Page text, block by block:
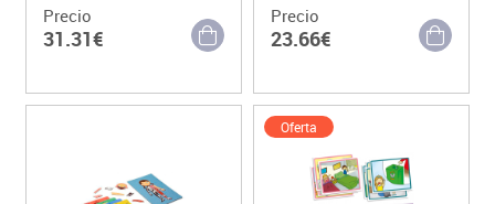
Precio
31.31€
Precio
23.66€
Oferta